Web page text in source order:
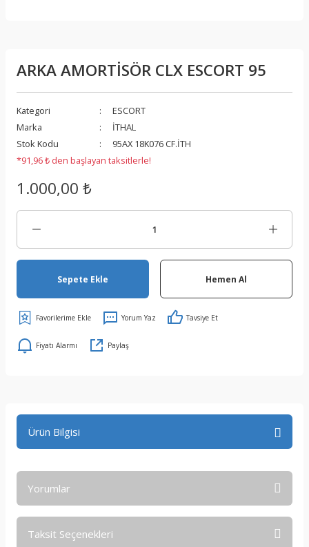
ARKA AMORTİSÖR CLX ESCORT 95
Kategori
ESCORT
Marka
İTHAL
Stok Kodu
95AX 18K076 CF.İTH
*91,96 ₺ den başlayan taksitlerle!
1.000,00 ₺
Sepete Ekle Hemen Al
Yorum Yaz Tavsiye Et
Fiyatı Alarmı Paylaş
Ürün Bilgisi
Yorumlar
Taksit Seçenekleri